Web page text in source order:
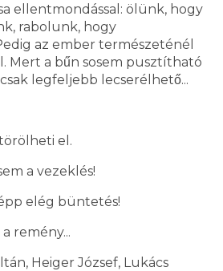
ellentmondással: ölünk, hogy
rabolunk, hogy
az ember természeténél
Mert a bűn sosem pusztítható
legfeljebb lecserélhető...
el.
a vezeklés!
elég büntetés!
remény...
Heiger József, Lukács